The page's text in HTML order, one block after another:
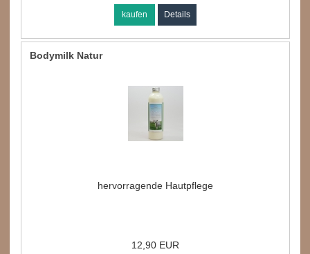
kaufen Details
Bodymilk Natur
hervorragende Hautpflege
12,90 EUR